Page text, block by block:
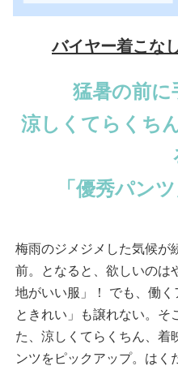
バイヤー着こな
猛暑の前に
涼しくてらくち
「優秀パン
梅雨のジメジメした気候が
前。となると、欲しいのは
地がいい服」！ でも、働
ときれい」も譲れない。そ
た、涼しくてらくちん、着
ンツをピックアップ。はく